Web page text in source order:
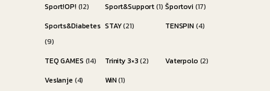
Sport!OP! (12) Sport&Support(1) Športovi (17)
Sports&Diabetes
(9)
STAY(21) TENSPIN (4)
TEQ GAMES (14) Trinity 3×3(2) Vaterpolo (2)
Veslanje (4) WiN(1)